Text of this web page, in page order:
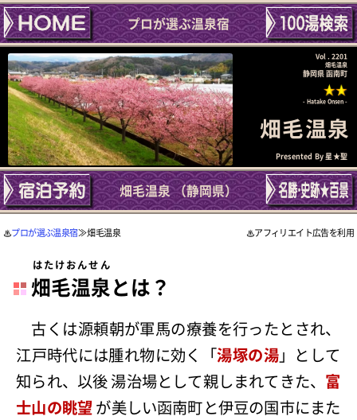
プロが選ぶ温泉宿
Vol . 2201
畑毛温泉
静岡県 函南町
Hatake Onsen
畑毛温泉
Presented By星★聖
畑毛温泉 （静岡県）
プロが選ぶ温泉宿≫ 畑毛温泉 アフィリエイト広告を利用
畑毛温泉
はたけおんせん
とは？
古くは源頼朝が軍馬の療養を行ったとされ、
江戸時代には腫れ物に効く「湯塚の湯」として
知られ、以後 湯治場として親しまれてきた、 富
士山の眺望が美しい函南町と伊豆の国市にまた